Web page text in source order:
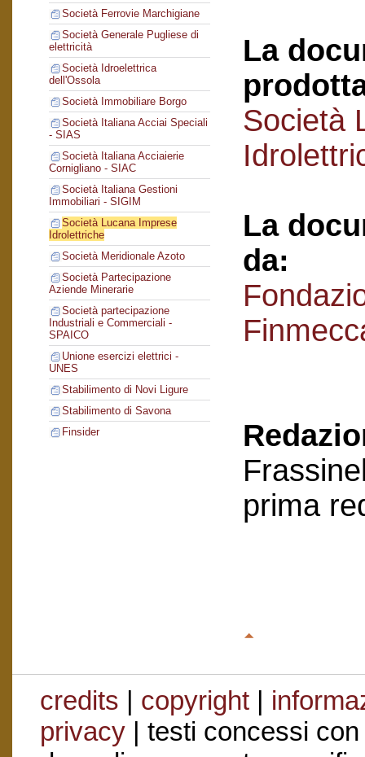
Società Ferrovie Marchigiane
Società Generale Pugliese di
elettricità
Società Idroelettrica
dell'Ossola
Società Immobiliare Borgo
Società Italiana Acciai Speciali
- SIAS
Società Italiana Acciaierie
Cornigliano - SIAC
Società Italiana Gestioni
Immobiliari - SIGIM
Società Lucana Imprese
Idrolettriche
Società Meridionale Azoto
Società Partecipazione
Aziende Minerarie
Società partecipazione
Industriali e Commerciali -
SPAICO
Unione esercizi elettrici -
UNES
Stabilimento di Novi Ligure
Stabilimento di Savona
Finsider
La
Società
La
da:
prima
credits | copyright|
privacy| testi concessi